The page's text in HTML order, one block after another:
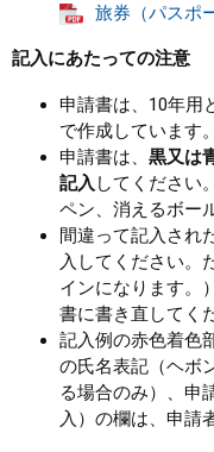
旅券（パスポ
記入にあたっての注意
申請書は、10年用
で作成しています。
申請書は、 黒又は
記入 してください
ペン、消えるボー
間違って記入され
入してください。
インになります。
書に書き直してく
記入例の赤色着色
の氏名表記（ヘボ
る場合のみ）、申
入）の欄は、申請